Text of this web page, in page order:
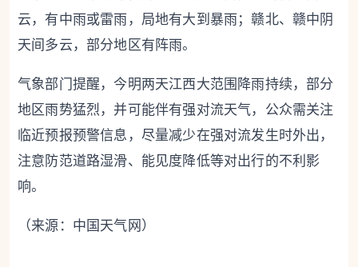
云，有中雨或雷雨，局地有大到暴雨；赣北、赣中阴
天间多云，部分地区有阵雨。
气象部门提醒，今明两天江西大范围降雨持续，部分
地区雨势猛烈，并可能伴有强对流天气，公众需关注
临近预报预警信息，尽量减少在强对流发生时外出，
注意防范道路湿滑、能见度降低等对出行的不利影
响。
（来源：中国天气网）